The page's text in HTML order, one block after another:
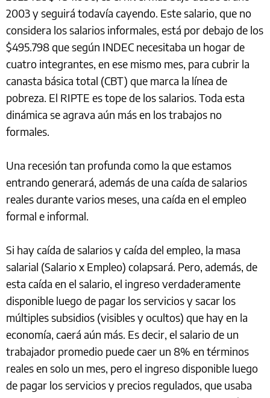
2003 y seguirá todavía cayendo. Este salario, que no
considera los salarios informales, está por debajo de los
$495.798 que según INDEC necesitaba un hogar de
cuatro integrantes, en ese mismo mes, para cubrir la
canasta básica total (CBT) que marca la línea de
pobreza. El RIPTE es tope de los salarios. Toda esta
dinámica se agrava aún más en los trabajos no
formales.
Una recesión tan profunda como la que estamos
entrando generará, además de una caída de salarios
reales durante varios meses, una caída en el empleo
formal e informal.
Si hay caída de salarios y caída del empleo, la masa
salarial (Salario x Empleo) colapsará. Pero, además, de
esta caída en el salario, el ingreso verdaderamente
disponible luego de pagar los servicios y sacar los
múltiples subsidios (visibles y ocultos) que hay en la
economía, caerá aún más. Es decir, el salario de un
trabajador promedio puede caer un 8% en términos
reales en solo un mes, pero el ingreso disponible luego
de pagar los servicios y precios regulados, que usaba